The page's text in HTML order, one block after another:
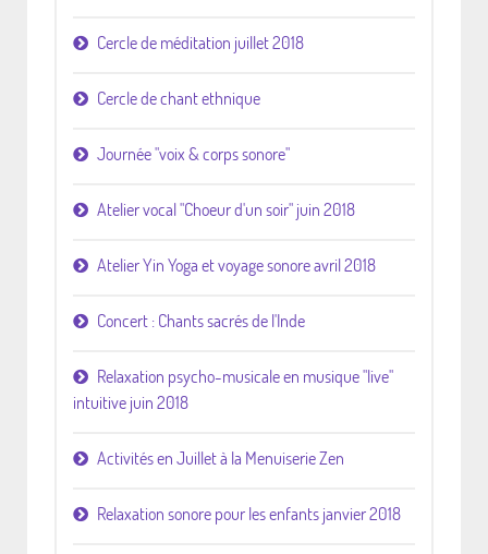
Cercle de méditation juillet 2018
Cercle de chant ethnique
Journée "voix & corps sonore"
Atelier vocal "Choeur d'un soir" juin 2018
Atelier Yin Yoga et voyage sonore avril 2018
Concert : Chants sacrés de l'Inde
Relaxation psycho-musicale en musique "live"
intuitive juin 2018
Activités en Juillet à la Menuiserie Zen
Relaxation sonore pour les enfants janvier 2018